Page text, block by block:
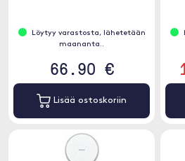
Löytyy varastosta, lähetetään
maananta..
66.90 €
Lisää ostoskoriin